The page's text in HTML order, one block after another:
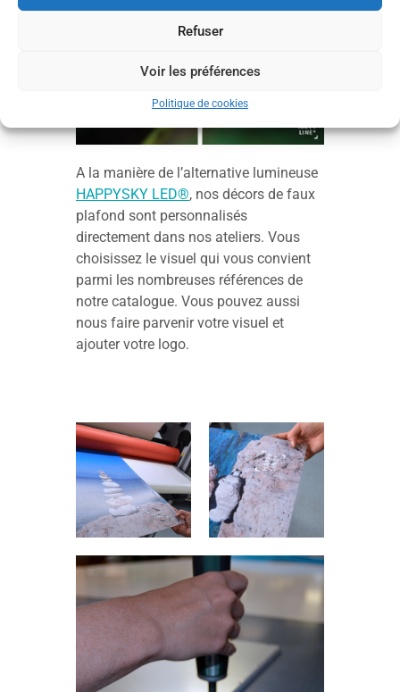
Refuser
Voir les préférences
Politique de cookies
A la manière de l’alternative lumineuse
HAPPYSKY LED®, nos décors de faux
plafond sont personnalisés
directement dans nos ateliers. Vous
choisissez le visuel qui vous convient
parmi les nombreuses références de
notre catalogue. Vous pouvez aussi
nous faire parvenir votre visuel et
ajouter votre logo.